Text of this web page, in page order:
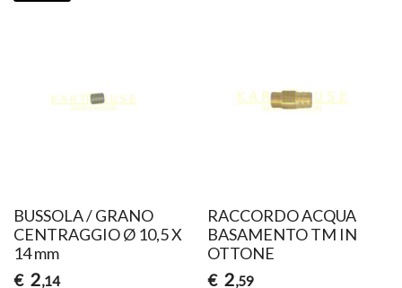
BUSSOLA / GRANO
CENTRAGGIO Ø 10,5 X
14 mm
€ 2,14
RACCORDO ACQUA
BASAMENTO TM IN
OTTONE
€ 2,59